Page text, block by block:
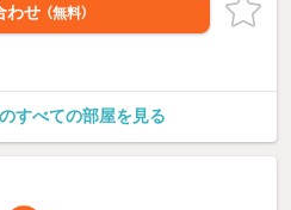
わせ （無料）
すべての部屋を見る